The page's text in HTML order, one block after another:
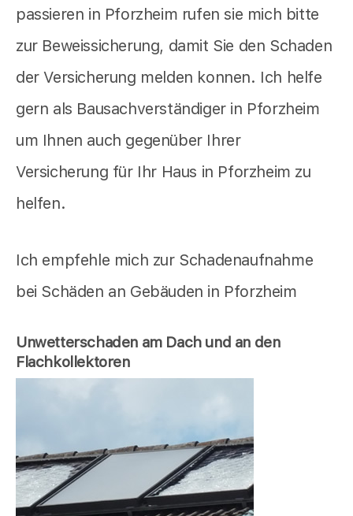
passieren in Pforzheim rufen sie mich bitte
zur Beweissicherung, damit Sie den Schaden
der Versicherung melden konnen. Ich helfe
gern als Bausachverständiger in Pforzheim
um Ihnen auch gegenüber Ihrer
Versicherung für Ihr Haus in Pforzheim zu
helfen.
Ich empfehle mich zur Schadenaufnahme
bei Schäden an Gebäuden in Pforzheim
Unwetterschaden am Dach und an den
Flachkollektoren